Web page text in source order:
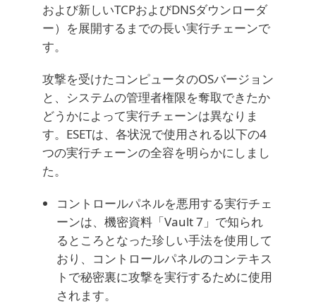
および新しいTCPおよびDNSダウンローダ
ー）を展開するまでの長い実行チェーンで
す。
攻撃を受けたコンピュータのOSバージョン
と、システムの管理者権限を奪取できたか
どうかによって実行チェーンは異なりま
す。ESETは、各状況で使用される以下の4
つの実行チェーンの全容を明らかにしまし
た。
コントロールパネルを悪用する実行チェ
ーンは、機密資料「Vault 7」で知られ
るところとなった珍しい手法を使用して
おり、コントロールパネルのコンテキス
トで秘密裏に攻撃を実行するために使用
されます。